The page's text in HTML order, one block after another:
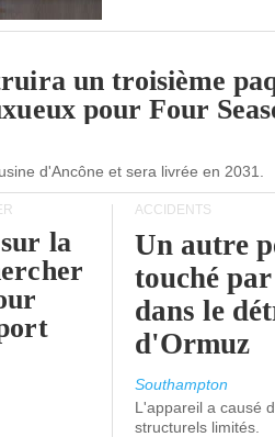
un troisième
pour Four
d'Ancône et sera livrée en 2031.
la
ACCIDENTS
Un autre
touché
dans le
d'Ormuz
Southampton
L'appareil a causé
structurels limités.